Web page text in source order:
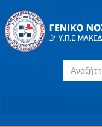
Search
for: